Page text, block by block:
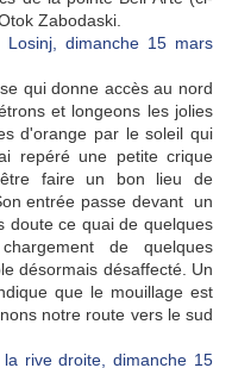
Zabodaski.
qui donne accès au nord
et longeons les jolies
d'orange par le soleil qui
repéré une petite crique
être faire un bon lieu de
entrée passe devant un
doute ce quai de quelques
de quelques
désormais désaffecté. Un
que le mouillage est
notre route vers le sud